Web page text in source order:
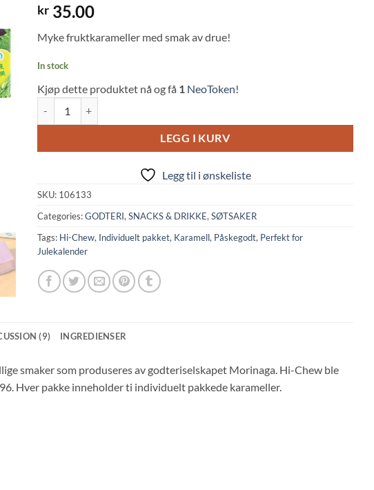
Rated4.78
out of 5
9
customer
kr35.00
Myke fruktkarameller med smak av drue!
In stock
Kjøp dette produktet nå og få 1 NeoToken!
LEGG I KURV
Legg til i ønskeliste
SKU: 106133
Categories:GODTERI, SNACKS & DRIKKE, SØTSAKER
Tags: Hi-Chew, Individuelt pakket, Karamell, Påskegodt, Perfekt for
Julekalender
(9) INGREDIENSER
smaker som produseres av godteriselskapet Morinaga. Hi-Chew ble
Hver pakke inneholder ti individuelt pakkede karameller.